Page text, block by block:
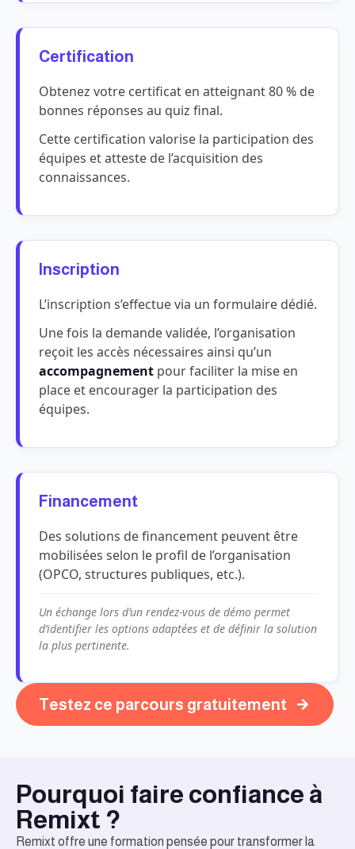
Certification
Obtenez votre certificat en atteignant 80 % de
bonnes réponses au quiz final.
Cette certification valorise la participation des
équipes et atteste de l’acquisition des
connaissances.
Inscription
L’inscription s’effectue via un formulaire dédié.
Une fois la demande validée, l’organisation
reçoit les accès nécessaires ainsi qu’un
accompagnement pour faciliter la mise en
place et encourager la participation des
équipes.
Financement
Des solutions de financement peuvent être
mobilisées selon le profil de l’organisation
(OPCO, structures publiques, etc.).
Un échange lors d’un rendez-vous de démo permet
d’identifier les options adaptées et de définir la solution
la plus pertinente.
Testez ce parcours gratuitement
Pourquoi faire confiance à
Remixt ?
Remixt offre une formation pensée pour transformer la